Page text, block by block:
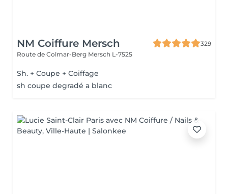
NM Coiffure Mersch
329
Route de Colmar-Berg Mersch L-7525
Sh. + Coupe + Coiffage
sh coupe degradé a blanc